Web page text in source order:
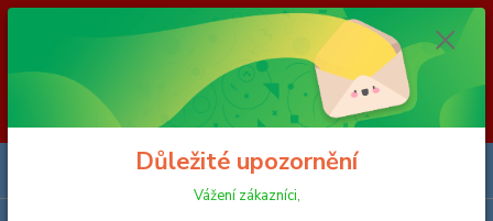
Vážení zákazníci, v termínu od 8. 8. 2026 do 23. 8. 2026 nebude z
důvodu čerpání dovolené probíhat expedice objednávek a bude omezen
provoz e-shopu HRACKYNABYTEK.CZ. Objednávky přijaté, nebo
uhrazené do čtvrtka 6. 8. 2026 budou expedovány v pátek 7. 8. 2026.
Objednávky přijaté, nebo uhrazené od pátku 7. 8. 2026 do neděle 23. 8.
2026 budou postupně expedovány od pondělí 24. 8. 2026. Děkujeme za
pochopení HRACKYNABYTEK.CZ
Důležité upozornění
Vážení zákazníci,